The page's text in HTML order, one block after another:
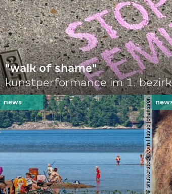
"walk of shame"
kunstperformance im 1. bezirk
© shutterstock.com | lasse johansson